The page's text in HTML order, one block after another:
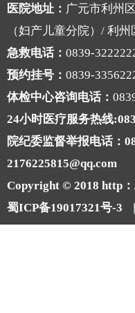
医院地址： 广元市利州
（妇产儿童分院）/ 利
急救电话： 0839-
预约挂号： 0839-
体检中心咨询电话：
24小时医疗服务热线
院纪委监督举报电话：
2176225815@qq.com
Copyright © 2018 http
蜀ICP备19017321号-3